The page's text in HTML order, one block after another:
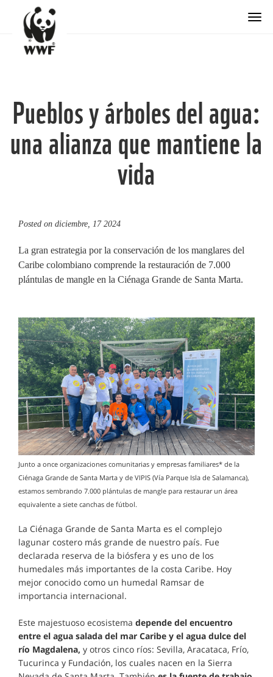
Pueblos y árboles del agua:
una alianza que mantiene la
vida
Posted on diciembre, 17 2024
La gran estrategia por la conservación de los manglares del
Caribe colombiano comprende la restauración de 7.000
plántulas de mangle en la Ciénaga Grande de Santa Marta.
Junto a once organizaciones comunitarias y empresas familiares* de la
Ciénaga Grande de Santa Marta y de VIPIS (Vía Parque Isla de Salamanca),
estamos sembrando 7.000 plántulas de mangle para restaurar un área
equivalente a siete canchas de fútbol.
La Ciénaga Grande de Santa Marta es el complejo
lagunar costero más grande de nuestro país. Fue
declarada reserva de la biósfera y es uno de los
humedales más importantes de la costa Caribe. Hoy
mejor conocido como un humedal Ramsar de
importancia internacional.
Este majestuoso ecosistema depende del encuentro
entre el agua salada del mar Caribe y el agua dulce del
río Magdalena, y otros cinco ríos: Sevilla, Aracataca, Frío,
Tucurinca y Fundación, los cuales nacen en la Sierra